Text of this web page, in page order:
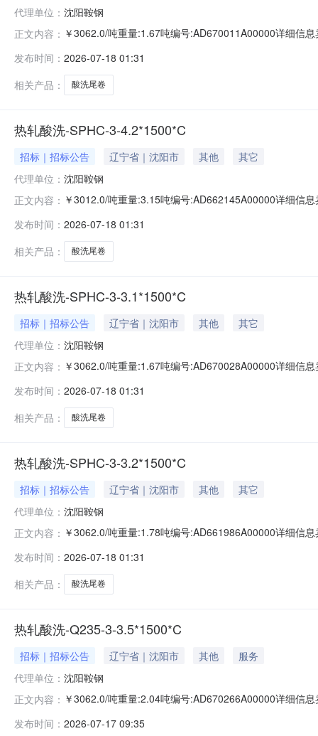
代理单位： 沈阳鞍钢
正文内容： ￥3062.0/吨重量:1.67吨编号:AD670011A00000详细信
求产线名称:冷轧1#线锌层重量代码描述:上表面锌层重量
发布时间： 2026-07-18 01:31
相关产品：
酸洗尾卷
热轧酸洗-SPHC-3-4.2*1500*C
招标｜招标公告 辽宁省｜沈阳市 其他
其它
代理单位： 沈阳鞍钢
正文内容： ￥3012.0/吨重量:3.15吨编号:AD662145A00000详细信
产线名称:冷轧1#线锌层重量代码描述:上表面锌层重量
发布时间： 2026-07-18 01:31
相关产品：
酸洗尾卷
热轧酸洗-SPHC-3-3.1*1500*C
招标｜招标公告 辽宁省｜沈阳市 其他
其它
代理单位： 沈阳鞍钢
正文内容： ￥3062.0/吨重量:1.67吨编号:AD670028A00000详细信
产线名称:冷轧1#线锌层重量代码描述:上表面锌层重量
发布时间： 2026-07-18 01:31
相关产品：
酸洗尾卷
热轧酸洗-SPHC-3-3.2*1500*C
招标｜招标公告 辽宁省｜沈阳市 其他
其它
代理单位： 沈阳鞍钢
正文内容： ￥3062.0/吨重量:1.78吨编号:AD661986A00000详细信
求产线名称:冷轧1#线锌层重量代码描述:上表面锌层重量
发布时间： 2026-07-18 01:31
相关产品：
酸洗尾卷
热轧酸洗-Q235-3-3.5*1500*C
招标｜招标公告 辽宁省｜沈阳市 其他
服务
代理单位： 沈阳鞍钢
正文内容： ￥3062.0/吨重量:2.04吨编号:AD670266A00000详细信
产线名称:冷轧1#线锌层重量代码描述:上表面锌层重量
发布时间： 2026-07-17 09:35